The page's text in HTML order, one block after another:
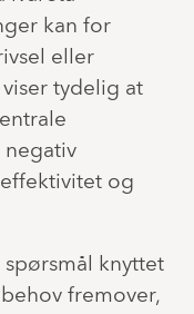
kan for
eller
tydelig at
negativ
og
knyttet
fremover,